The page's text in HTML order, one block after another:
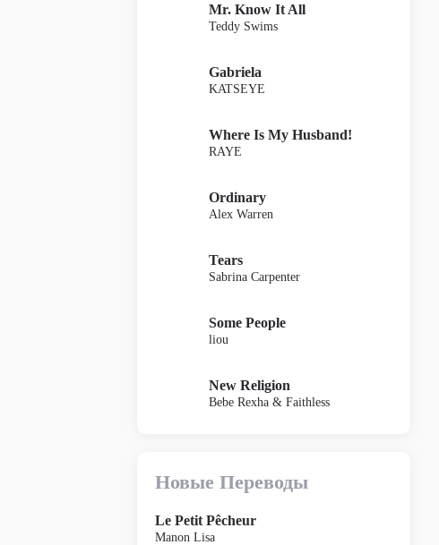
Mr. Know It All
Teddy Swims
Gabriela
KATSEYE
Where Is My Husband!
RAYE
Ordinary
Alex Warren
Tears
Sabrina Carpenter
Some People
liou
New Religion
Bebe Rexha & Faithless
Новые Переводы
Le Petit Pêcheur
Manon Lisa